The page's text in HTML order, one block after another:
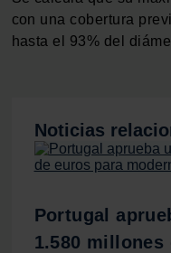
consentimiento en
información sobre el
nuestros partners de
que les haya
partir del uso que
con una cobertura
hasta el 93% del
Noticias
Portugal
1.580 millones